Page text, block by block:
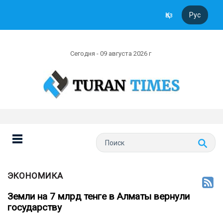
Қаз Рус
Сегодня - 09 августа 2026 г
ЭКОНОМИКА
Земли на 7 млрд тенге в Алматы вернули
государству